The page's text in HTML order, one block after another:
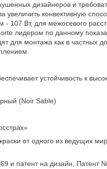
дизайнеров и
конвективную
- 107 Вт, для межосевого
лидером по данному
для монтажа как в частных
устойчивость к
(Noir Sable)
от одного из ведущих
и патент на дизайн, Патент